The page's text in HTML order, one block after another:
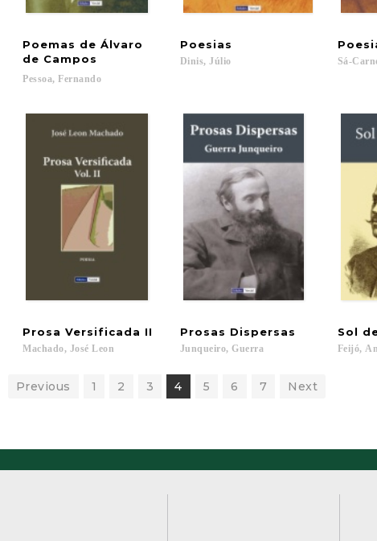
Poemas de Álvaro
de Campos
Pessoa, Fernando
Poesias
Dinis, Júlio Sá-
Prosa Versificada II
Machado, José Leon
Prosas Dispersas
Junqueiro, Guerra
Sol
Feijó,
Previous 1 2 3 4 5 6 7 Next